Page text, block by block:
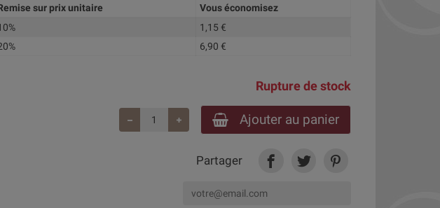
sur prix unitaire
Vous économisez
1,15 €
6,90 €
Rupture de stock
Ajouter au panier
Partager